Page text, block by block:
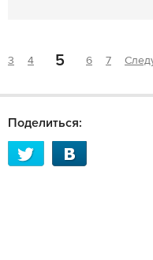
3 4 5 6 7
Поделиться: